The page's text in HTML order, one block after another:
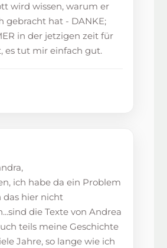
wird wissen, warum er
gebracht hat - DANKE;
in der jetzigen zeit für
es tut mir einfach gut.
ich habe da ein Problem
das hier nicht
die Texte von Andrea
teils meine Geschichte
Jahre, so lange wie ich